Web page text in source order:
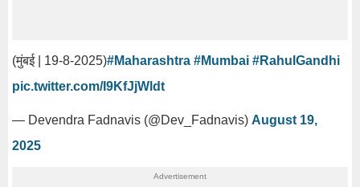
(मुंबई | 19-8-2025)#Maharashtra #Mumbai #RahulGandhi
pic.twitter.com/I9KfJjWldt
— Devendra Fadnavis (@Dev_Fadnavis) August 19,
2025